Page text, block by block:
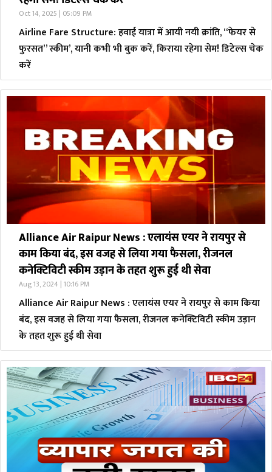
Oct 14, 2025 | 05:09 PM
Airline Fare Structure: हवाई यात्रा में आयी नयी क्रांति, “फेयर से
फुरसत” स्कीम’, यानी कभी भी बुक करें, किराया रहेगा सेम! डिटेल्स चेक
करें
Alliance Air Raipur News : एलायंस एयर ने रायपुर से
काम किया बंद, इस वजह से लिया गया फैसला, रीजनल
कनेक्टिविटी स्कीम उड़ान के तहत शुरू हुई थी सेवा
Aug 13, 2024 | 10:16 PM
Alliance Air Raipur News : एलायंस एयर ने रायपुर से काम किया
बंद, इस वजह से लिया गया फैसला, रीजनल कनेक्टिविटी स्कीम उड़ान
के तहत शुरू हुई थी सेवा